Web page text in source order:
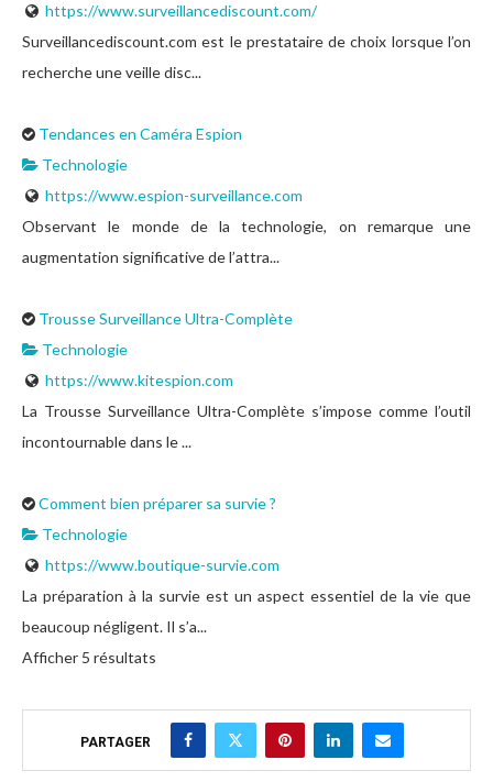
https://www.surveillancediscount.com/
Surveillancediscount.com est le prestataire de choix lorsque l’on
recherche une veille disc...
Tendances en Caméra Espion
Technologie
https://www.espion-surveillance.com
Observant le monde de la technologie, on remarque une
augmentation significative de l’attra...
Trousse Surveillance Ultra-Complète
Technologie
https://www.kitespion.com
La Trousse Surveillance Ultra-Complète s’impose comme l’outil
incontournable dans le ...
Comment bien préparer sa survie ?
Technologie
https://www.boutique-survie.com
La préparation à la survie est un aspect essentiel de la vie que
beaucoup négligent. Il s’a...
Afficher 5 résultats
PARTAGER